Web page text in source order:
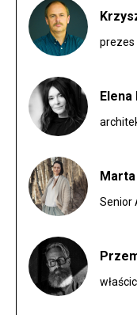
prezes
Senior